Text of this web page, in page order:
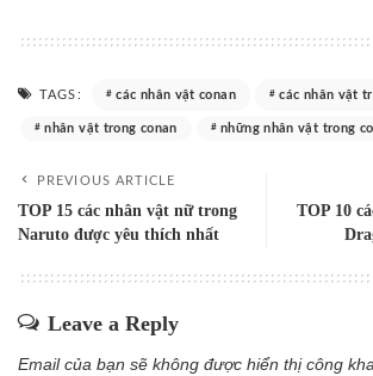
TAGS: các nhân vật conan các nhân vật
nhân vật trong conan những nhân vật trong
PREVIOUS ARTICLE
TOP 15 các nhân vật nữ trong
Naruto được yêu thích nhất
TOP 10
Leave a Reply
Email của bạn sẽ không được hiển thị công